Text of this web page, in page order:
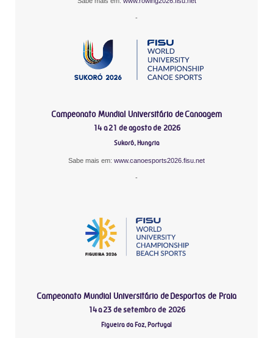
-
Campeonato Mundial Universitário de Canoagem
14 a 21 de agosto de 2026
Sukoró, Hungria
Sabe mais em: www.canoesports2026.fisu.net
-
Campeonato Mundial Universitário de Desportos de Praia
14 a 23 de setembro de 2026
Figueira da Foz, Portugal